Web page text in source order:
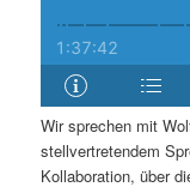
n
g
e
r
i
n
Wir sprechen mit
stellvertretendem
Kollaboration, über